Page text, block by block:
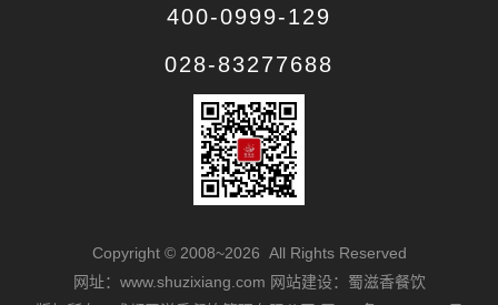
400-0999-129
028-83277688
Copyright © 2008~2026 All Rights Reserved
网址：www.shuzixiang.com 网站建设：蜀滋香餐饮